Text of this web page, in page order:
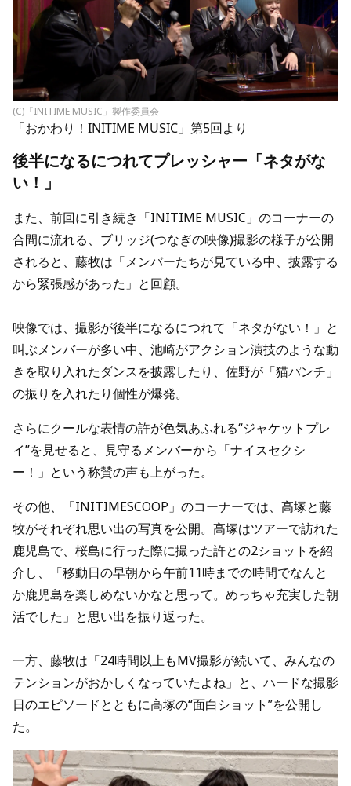
(C)「INITIME MUSIC」製作委員会
「おかわり！INITIME MUSIC」第5回より
後半になるにつれてプレッシャー「ネタがな
い！」
また、前回に引き続き「INITIME MUSIC」のコーナーの
合間に流れる、ブリッジ(つなぎの映像)撮影の様子が公開
されると、藤牧は「メンバーたちが見ている中、披露する
から緊張感があった」と回顧。
映像では、撮影が後半になるにつれて「ネタがない！」と
叫ぶメンバーが多い中、池崎がアクション演技のような動
きを取り入れたダンスを披露したり、佐野が「猫パンチ」
の振りを入れたり個性が爆発。
さらにクールな表情の許が色気あふれる“ジャケットプレ
イ”を見せると、見守るメンバーから「ナイスセクシ
ー！」という称賛の声も上がった。
その他、「INITIMESCOOP」のコーナーでは、高塚と藤
牧がそれぞれ思い出の写真を公開。高塚はツアーで訪れた
鹿児島で、桜島に行った際に撮った許との2ショットを紹
介し、「移動日の早朝から午前11時までの時間でなんと
か鹿児島を楽しめないかなと思って。めっちゃ充実した朝
活でした」と思い出を振り返った。
一方、藤牧は「24時間以上もMV撮影が続いて、みんなの
テンションがおかしくなっていたよね」と、ハードな撮影
日のエピソードとともに高塚の“面白ショット”を公開し
た。